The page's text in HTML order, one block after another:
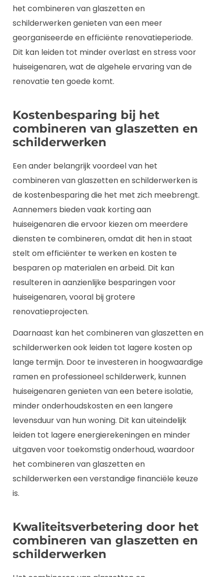
het combineren van glaszetten en
schilderwerken genieten van een meer
georganiseerde en efficiënte renovatieperiode.
Dit kan leiden tot minder overlast en stress voor
huiseigenaren, wat de algehele ervaring van de
renovatie ten goede komt.
Kostenbesparing bij het
combineren van glaszetten en
schilderwerken
Een ander belangrijk voordeel van het
combineren van glaszetten en schilderwerken is
de kostenbesparing die het met zich meebrengt.
Aannemers bieden vaak korting aan
huiseigenaren die ervoor kiezen om meerdere
diensten te combineren, omdat dit hen in staat
stelt om efficiënter te werken en kosten te
besparen op materialen en arbeid. Dit kan
resulteren in aanzienlijke besparingen voor
huiseigenaren, vooral bij grotere
renovatieprojecten.
Daarnaast kan het combineren van glaszetten en
schilderwerken ook leiden tot lagere kosten op
lange termijn. Door te investeren in hoogwaardige
ramen en professioneel schilderwerk, kunnen
huiseigenaren genieten van een betere isolatie,
minder onderhoudskosten en een langere
levensduur van hun woning. Dit kan uiteindelijk
leiden tot lagere energierekeningen en minder
uitgaven voor toekomstig onderhoud, waardoor
het combineren van glaszetten en
schilderwerken een verstandige financiële keuze
is.
Kwaliteitsverbetering door het
combineren van glaszetten en
schilderwerken